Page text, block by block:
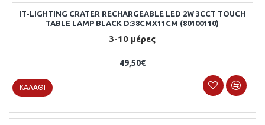
IT-LIGHTING CRATER RECHARGEABLE LED 2W 3CCT TOUCH
TABLE LAMP BLACK D:38CMX11CM (80100110)
3-10 μέρες
49,50€
ΚΑΛΆΘΙ